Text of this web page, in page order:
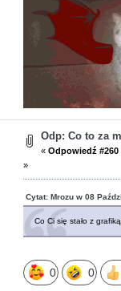
Odp: Co to za
« Odpowiedź #260
»
Cytat: Mrozu w 08
Co Ci się stało z
0 0